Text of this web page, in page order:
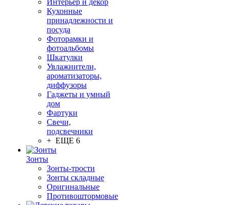
Интерьер и декор
Кухонные
принадлежности и
посуда
Фоторамки и
фотоальбомы
Шкатулки
Увлажнители,
ароматизаторы,
диффузоры
Гаджеты и умный
дом
Фартуки
Свечи,
подсвечники
+ ЕЩЕ 6
Зонты
Зонты-трости
Зонты складные
Оригинальные
Противоштормовые